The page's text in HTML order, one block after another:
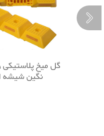
نگین شیشه